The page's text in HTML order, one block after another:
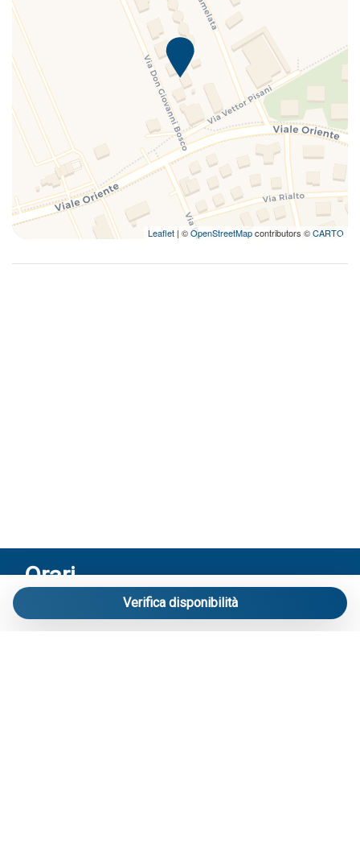
Leaflet | ©OpenStreetMapcontributors ©CARTO
Verifica disponibilità
Orari
Riceviamo solo su appuntamento:
Via Mameli 103/A Lido di Jesolo – Venezia